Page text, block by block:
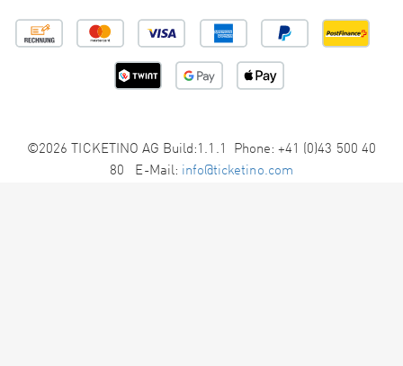
©2026 TICKETINO AG Build:1.1.1 Phone: +41 (0)43 500 40
80 E-Mail: info@ticketino.com